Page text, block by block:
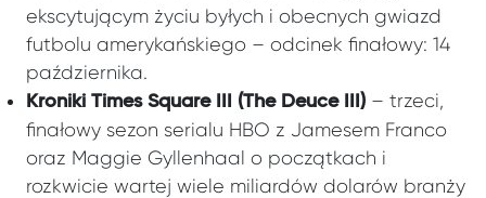
ekscytującym życiu byłych i obecnych gwiazd
futbolu amerykańskiego – odcinek finałowy: 14
października.
Kroniki Times Square III (The Deuce III)– trzeci,
finałowy sezon serialu HBO z Jamesem Franco
oraz Maggie Gyllenhaal o początkach i
rozkwicie wartej wiele miliardów dolarów branży